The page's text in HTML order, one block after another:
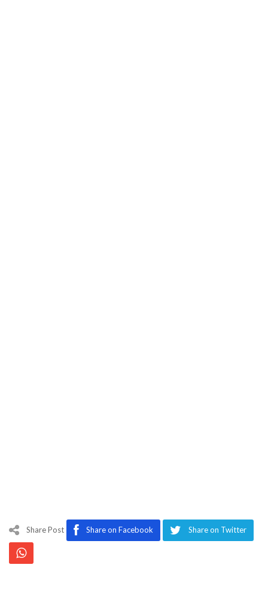
Share Post Share on Facebook Share on Twitter